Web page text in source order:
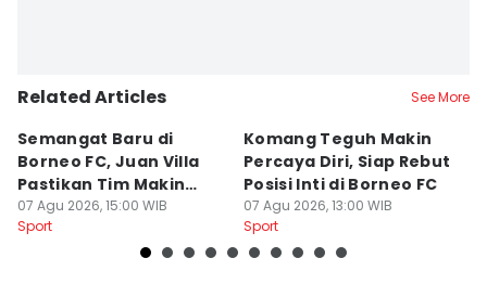
Related Articles See More
Semangat Baru di
Borneo FC, Juan Villa
Pastikan Tim Makin
Kompak
07 Agu 2026, 15:00 WIB
Sport
Komang Teguh Makin
Percaya Diri, Siap Rebut
Posisi Inti di Borneo FC
07 Agu 2026, 13:00 WIB
Sport